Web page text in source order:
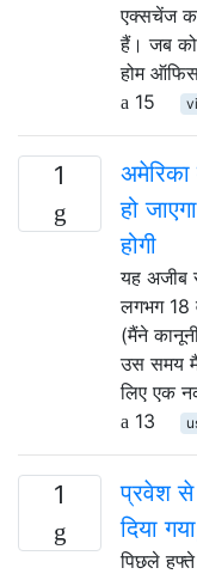
एक्सचेंज
हैं। जब
होम
15
1
अमेरिका
हो
होगी
यह अजीब
लगभग 18
(मैंने
उस समय मैं
लिए एक
13
1
प्रवेश
दिया
पिछले